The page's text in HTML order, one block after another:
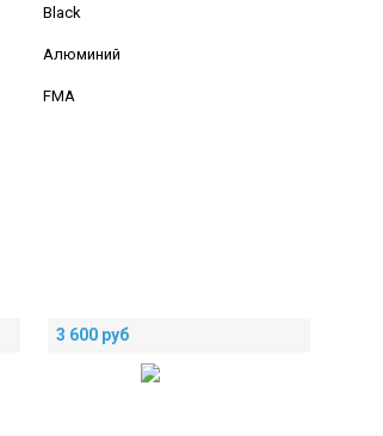
Black
Алюминий
FMA
3 600 руб